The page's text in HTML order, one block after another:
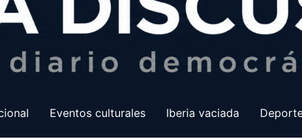
Eventos culturales Iberia vaciada